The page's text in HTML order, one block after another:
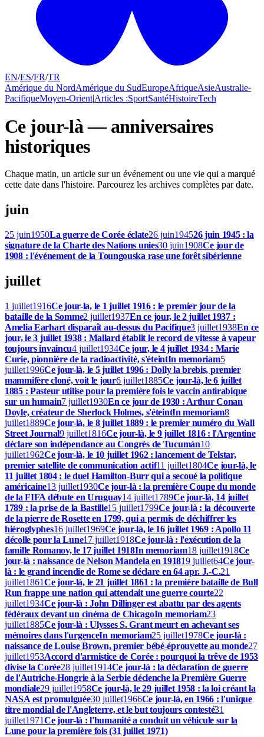
EN/ES/FR/TR
Amérique du NordAmérique du SudEuropeAfriqueAsieAustralie-
PacifiqueMoyen-Orient|Articles :SportSantéHistoireTech
Ce jour-là — anniversaires
historiques
Chaque matin, un article sur un événement ou une vie qui a marqué
cette date dans l'histoire. Parcourez les archives complètes par date.
juin
25 juin1950La guerre de Corée éclate26 juin194526 juin 1945 : la
signature de la Charte des Nations unies30 juin1908Ce jour de
1908 : l'événement de la Toungouska rase une forêt sibérienne
juillet
1 juillet1916Ce jour-la, le 1 juillet 1916 : le premier jour de la
bataille de la Somme2 juillet1937En ce jour, le 2 juillet 1937 :
Amelia Earhart disparaît au-dessus du Pacifique3 juillet1938En ce
jour, le 3 juillet 1938 : Mallard établit le record de vitesse à vapeur
toujours invaincu4 juillet1934Ce jour, le 4 juillet 1934 : Marie
Curie, pionnière de la radioactivité, s'éteintIn memoriam5
juillet1996Ce jour-là, le 5 juillet 1996 : Dolly la brebis, premier
mammifère cloné, voit le jour6 juillet1885Ce jour-là, le 6 juillet
1885 : Pasteur utilise pour la première fois le vaccin antirabique
sur un humain7 juillet1930En ce jour de 1930 : Arthur Conan
Doyle, créateur de Sherlock Holmes, s'éteintIn memoriam8
juillet1889Ce jour-là, le 8 juillet 1889 : le premier numéro du Wall
Street Journal9 juillet1816Ce jour-là, le 9 juillet 1816 : l'Argentine
déclare son indépendance au Congrès de Tucumán10
juillet1962Ce jour-là, le 10 juillet 1962 : lancement de Telstar,
premier satellite de communication actif11 juillet1804Ce jour-là, le
11 juillet 1804 : le duel Hamilton-Burr qui a secoué la politique
américaine13 juillet1930Ce jour-là : la première Coupe du monde
de la FIFA débute en Uruguay14 juillet1789Ce jour-là, 14 juillet
1789 : la prise de la Bastille15 juillet1799Ce jour-là : la découverte
de la pierre de Rosette en 1799, qui a permis de déchiffrer les
hiéroglyphes16 juillet1969Ce jour-là, le 16 juillet 1969 : Apollo 11
décolle pour la Lune17 juillet1918Ce jour-là : l'exécution de la
famille Romanov, le 17 juillet 1918In memoriam18 juillet1918Ce
jour-là : naissance de Nelson Mandela en 191819 juillet64Ce jour-
là : le grand incendie de Rome se déclare en 64 apr. J.-C.21
juillet1861Ce jour-là, le 21 juillet 1861 : la première bataille de Bull
Run frappe une nation qui attendait une guerre courte22
juillet1934Ce jour-là : John Dillinger est abattu par des agents
fédéraux devant un cinéma de ChicagoIn memoriam23
juillet1885Ce jour-là : Ulysses S. Grant meurt en achevant ses
mémoires dans l'urgenceIn memoriam25 juillet1978Ce jour-là :
naissance de Louise Brown, premier bébé-éprouvette au monde27
juillet1953Accord d'armistice de Corée : pourquoi la trêve de 1953
divise la Corée28 juillet1914Ce jour-là : la déclaration de guerre
de l'Autriche-Hongrie à la Serbie déclenche la Première Guerre
mondiale29 juillet1958Ce jour-là, le 29 juillet 1958 : la loi créant la
NASA est promulguée30 juillet1966Ce jour-là, en 1966 : l'unique
titre mondial de l'Angleterre, et le but toujours contesté31
juillet1971Ce jour-là : l'humanité a conduit un véhicule sur la
Lune pour la première fois (31 juillet 1971)